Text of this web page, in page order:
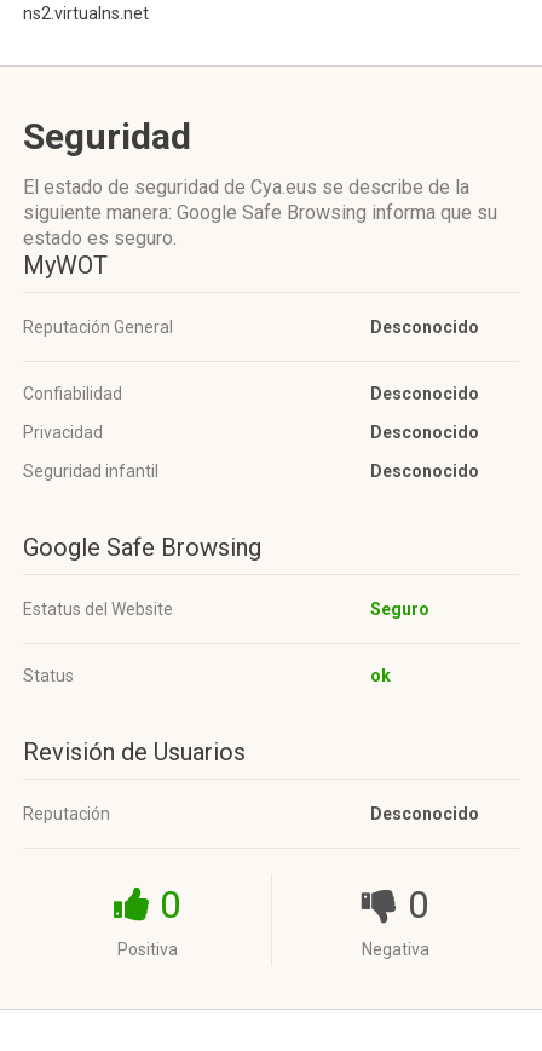
ns2.virtualns.net
Seguridad
El estado de seguridad de Cya.eus se describe de la
siguiente manera: Google Safe Browsing informa que su
estado es seguro.
MyWOT
Reputación General Desconocido
Confiabilidad
Desconocido
Privacidad
Desconocido
Seguridad infantil
Desconocido
Google Safe Browsing
Estatus del Website Seguro
Status ok
Revisión de Usuarios
Reputación Desconocido
0
Positiva
0
Negativa